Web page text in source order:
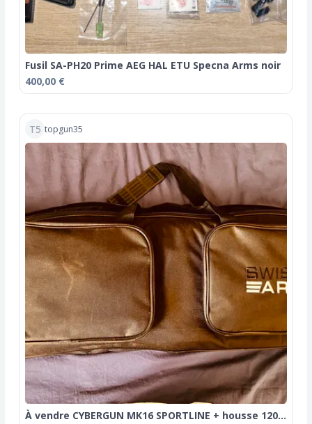
Fusil SA-PH20 Prime AEG HAL ETU Specna Arms noir
400,00 €
T5 topgun35
À vendre CYBERGUN MK16 SPORTLINE + housse 120cm